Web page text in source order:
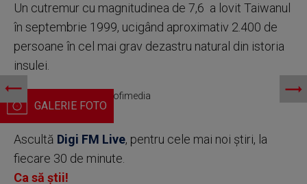
Un cutremur cu magnitudinea de 7,6 a lovit Taiwanul
în septembrie 1999, ucigând aproximativ 2.400 de
persoane în cel mai grav dezastru natural din istoria
insulei.
Cutremur în Taiwan/ Profimedia
Ascultă Digi FM Live, pentru cele mai noi știri, la
fiecare 30 de minute.
Ca să știi!